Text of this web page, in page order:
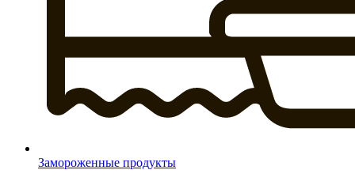
Замороженные продукты